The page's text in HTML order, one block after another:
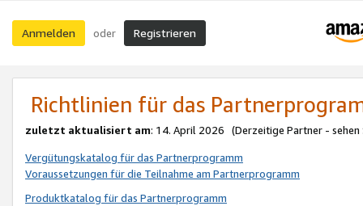
Anmelden oder Registrieren
Richtlinien für das
zuletzt aktualisiert am: 14. April 2026 (Derzeitige Partner - sehen
Vergütungskatalog für das Partnerprogramm
Voraussetzungen für die Teilnahme am Partnerprogramm
Produktkatalog für das Partnerprogramm